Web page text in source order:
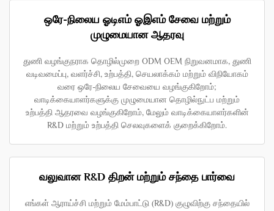
ஒரே-நிலைய ஓடிஎம் ஓஇஎம் சேவை மற்றும்
முழுமையான ஆதரவு
துணி வழங்குநராக தொழில்முறை ODM OEM நிறுவனமாக, துணி
வடிவமைப்பு, வளர்ச்சி, உற்பத்தி, செயலாக்கம் மற்றும் விநியோகம்
வரை ஒரே-நிலைய சேவையை வழங்குகிறோம்;
வாடிக்கையாளர்களுக்கு முழுமையான தொழில்நுட்ப மற்றும்
உற்பத்தி ஆதரவை வழங்குகிறோம், மேலும் வாடிக்கையாளர்களின்
R&D மற்றும் உற்பத்தி செலவுகளைக் குறைக்கிறோம்.
வலுவான R&D திறன் மற்றும் சந்தை பார்வை
எங்கள் ஆராய்ச்சி மற்றும் மேம்பாட்டு (R&D) குழுவிற்கு சந்தையில்